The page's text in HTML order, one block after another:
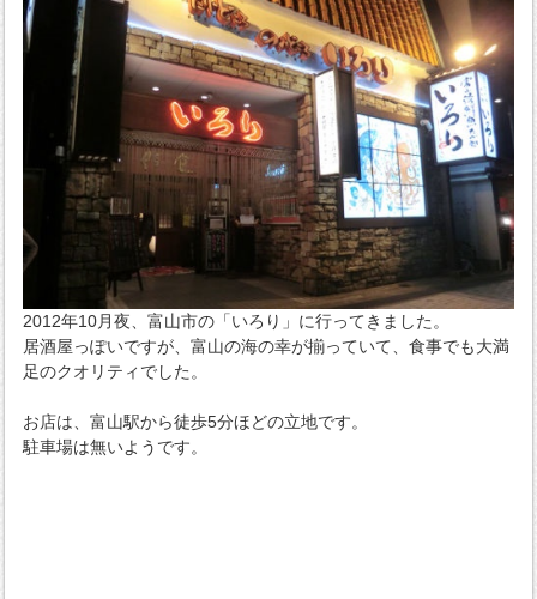
2012年10月夜、富山市の「いろり」に行ってきました。
居酒屋っぽいですが、富山の海の幸が揃っていて、食事でも大満
足のクオリティでした。
お店は、富山駅から徒歩5分ほどの立地です。
駐車場は無いようです。